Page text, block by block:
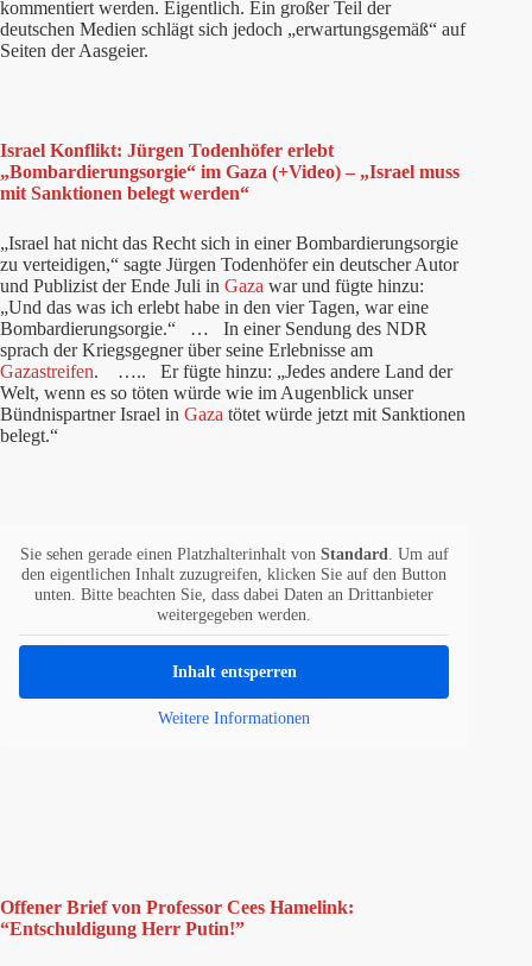
kommentiert werden. Eigentlich. Ein großer Teil der
deutschen Medien schlägt sich jedoch „erwartungsgemäß“ auf
Seiten der Aasgeier.
Israel Konflikt: Jürgen Todenhöfer erlebt
„Bombardierungsorgie“ im Gaza (+Video) – „Israel muss
mit Sanktionen belegt werden“
„Israel hat nicht das Recht sich in einer Bombardierungsorgie
zu verteidigen,“ sagte Jürgen Todenhöfer ein deutscher Autor
und Publizist der Ende Juli in Gaza war und fügte hinzu:
„Und das was ich erlebt habe in den vier Tagen, war eine
Bombardierungsorgie.“ … In einer Sendung des NDR
sprach der Kriegsgegner über seine Erlebnisse am
Gazastreifen. ….. Er fügte hinzu: „Jedes andere Land der
Welt, wenn es so töten würde wie im Augenblick unser
Bündnispartner Israel in Gaza tötet würde jetzt mit Sanktionen
belegt.“
Sie sehen gerade einen Platzhalterinhalt von Standard
. Um auf
den eigentlichen Inhalt zuzugreifen, klicken Sie auf den Button
unten. Bitte beachten Sie, dass dabei Daten an Drittanbieter
weitergegeben werden.
Inhalt entsperren
Weitere Informationen
Offener Brief von Professor Cees Hamelink:
“Entschuldigung Herr Putin!”